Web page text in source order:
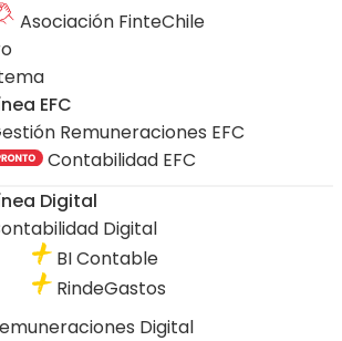
Asociación FinteChile
EFC
Remuneraciones EFC
Contabilidad EFC
Digital
Digital
BI Contable
RindeGastos
Digital